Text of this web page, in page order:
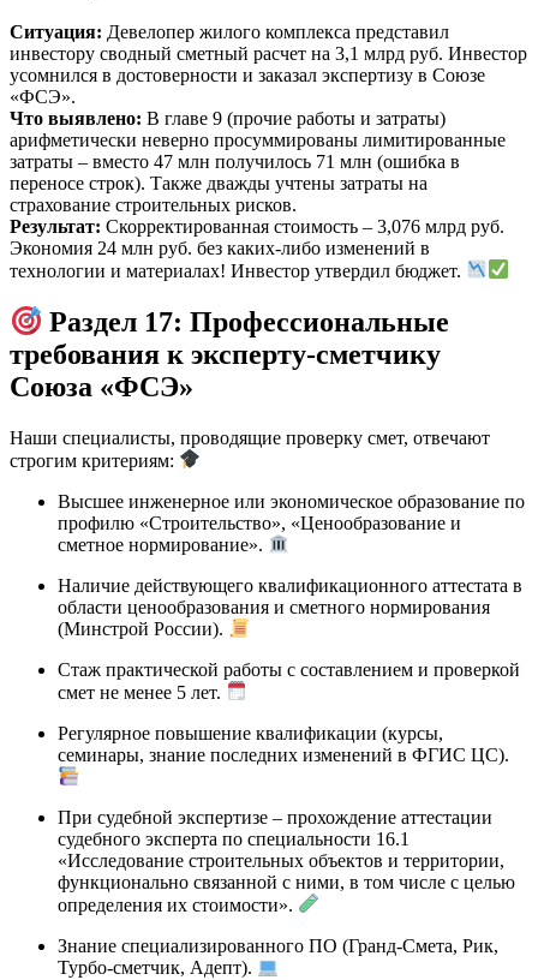
Ситуация: Девелопер жилого комплекса представил
инвестору сводный сметный расчет на 3,1 млрд руб. Инвестор
усомнился в достоверности и заказал экспертизу в Союзе
«ФСЭ».
Что выявлено: В главе 9 (прочие работы и затраты)
арифметически неверно просуммированы лимитированные
затраты – вместо 47 млн получилось 71 млн (ошибка в
переносе строк). Также дважды учтены затраты на
страхование строительных рисков.
Результат: Скорректированная стоимость – 3,076 млрд руб.
Экономия 24 млн руб. без каких-либо изменений в
технологии и материалах! Инвестор утвердил бюджет.
Раздел 17: Профессиональные
требования к эксперту-сметчику
Союза «ФСЭ»
Наши специалисты, проводящие проверку смет, отвечают
строгим критериям:
Высшее инженерное или экономическое образование по
профилю «Строительство», «Ценообразование и
сметное нормирование».
Наличие действующего квалификационного аттестата в
области ценообразования и сметного нормирования
(Минстрой России).
Стаж практической работы с составлением и проверкой
смет не менее 5 лет.
Регулярное повышение квалификации (курсы,
семинары, знание последних изменений в ФГИС ЦС).
При судебной экспертизе – прохождение аттестации
судебного эксперта по специальности 16.1
«Исследование строительных объектов и территории,
функционально связанной с ними, в том числе с целью
определения их стоимости».
Знание специализированного ПО (Гранд-Смета, Рик,
Турбо-сметчик, Адепт).